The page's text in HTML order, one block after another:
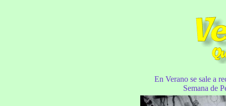
En Verano se sale a
Semana de